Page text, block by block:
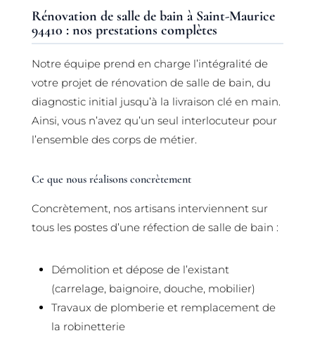
Rénovation de salle de bain à Saint-Maurice
94410 : nos prestations complètes
Notre équipe prend en charge l’intégralité de
votre projet de rénovation de salle de bain, du
diagnostic initial jusqu’à la livraison clé en main.
Ainsi, vous n’avez qu’un seul interlocuteur pour
l’ensemble des corps de métier.
Ce que nous réalisons concrètement
Concrètement, nos artisans interviennent sur
tous les postes d’une réfection de salle de bain :
Démolition et dépose de l’existant
(carrelage, baignoire, douche, mobilier)
Travaux de plomberie et remplacement de
la robinetterie